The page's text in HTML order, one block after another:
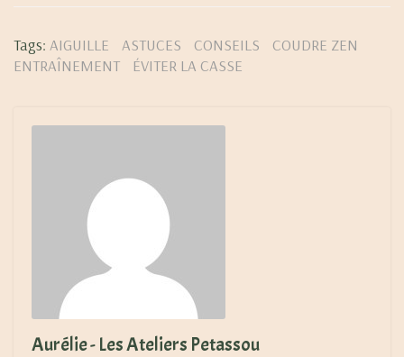
Tags: AIGUILLE ASTUCES CONSEILS
COUDRE ZEN
ENTRAÎNEMENT
ÉVITER LA CASSE
Aurélie - Les Ateliers Petassou